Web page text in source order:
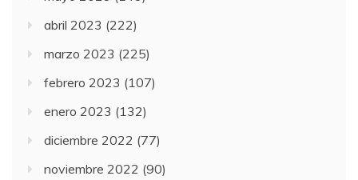
abril 2023 (222)
marzo 2023 (225)
febrero 2023 (107)
enero 2023 (132)
diciembre 2022 (77)
noviembre 2022 (90)